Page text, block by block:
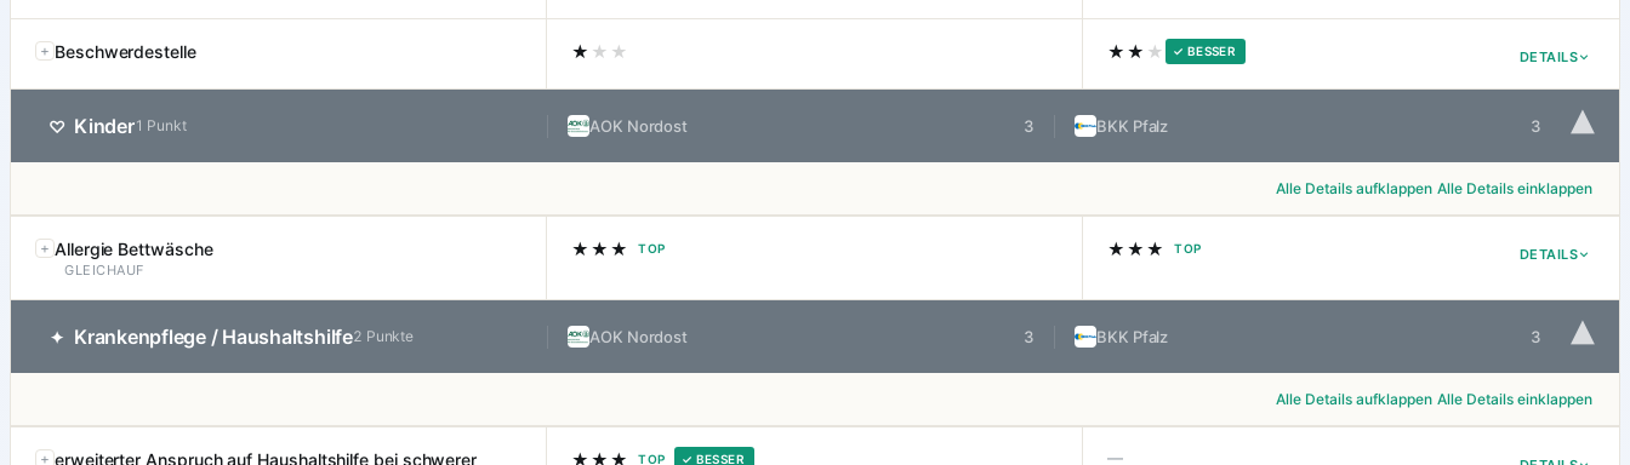
DETAILS
Beschwerdestelle ★ ★★ ★★ ★ ✓ BESSER
♡ Kinder1 Punkt AOK Nordost 3 BKK Pfalz 3 ▾
Alle Details aufklappen Alle Details einklappen
DETAILS
Allergie Bettwäsche
GLEICHAUF
★★★ TOP ★★★ TOP
✦ Krankenpflege / Haushaltshilfe2 Punkte AOK Nordost 3 BKK Pfalz 3 ▾
Alle Details aufklappen Alle Details einklappen
erweiterter Anspruch auf Haushaltshilfe bei schwerer ★★★ TOP ✓ BESSER —